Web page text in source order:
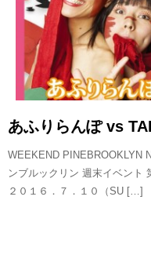
あふりらんぽ vs
WEEKEND PINEBROOKLYN
ンブルックリン 週末イベント
２０１６．７．１０（SU […]